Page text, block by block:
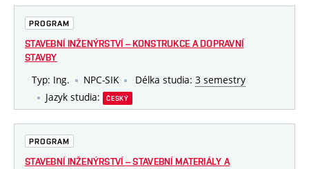
PROGRAM
STAVEBNÍ INŽENÝRSTVÍ – KONSTRUKCE A DOPRAVNÍ
STAVBY
Typ: Ing. NPC-SIK Délka studia: 3 semestry
Jazyk studia:
ČESKÝ
PROGRAM
STAVEBNÍ INŽENÝRSTVÍ – STAVEBNÍ MATERIÁLY A